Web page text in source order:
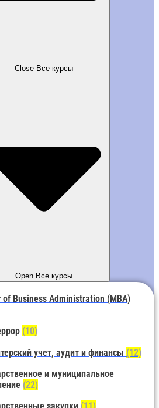
Close Все курсы
Open Все курсы
of Business Administration (MBA)
(10)
учет, аудит и финансы (12)
и муниципальное
(22)